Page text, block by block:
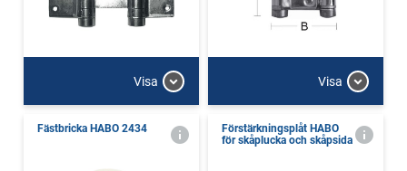
Visa Visa
Fästbricka HABO 2434
Förstärkningsplåt HABO
för skåplucka och skåpsida